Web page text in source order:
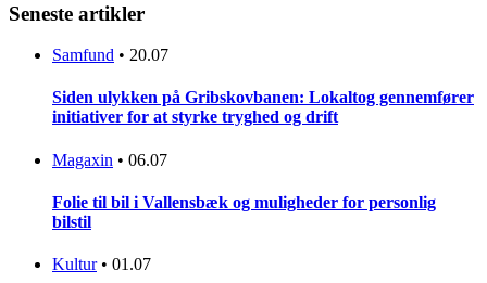
Seneste artikler
Samfund • 20.07
Siden ulykken på Gribskovbanen: Lokaltog gennemfører
initiativer for at styrke tryghed og drift
Magaxin • 06.07
Folie til bil i Vallensbæk og muligheder for personlig
bilstil
Kultur • 01.07